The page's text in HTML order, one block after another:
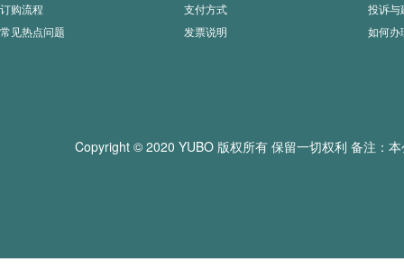
订购流程
常见热点问题
支付方式
发票说明
投诉与
如何办
Copyright © 2020 YUBO 版权所有 保留一切权利 备注：